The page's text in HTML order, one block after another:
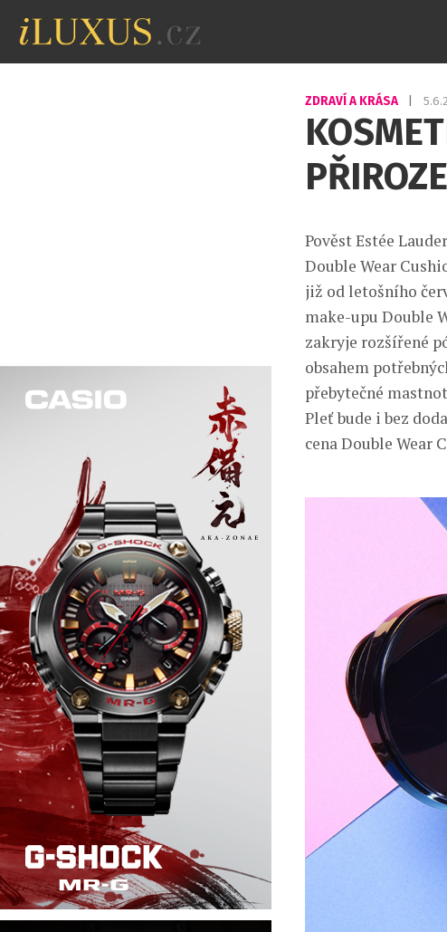
ZDRAVÍ A KRÁSA
Pověst Estée
Double Wear
již od letošního
make-upu Double
zakryje rozšířené
obsahem
přebytečné
Pleť bude i bez
cena Double Wear